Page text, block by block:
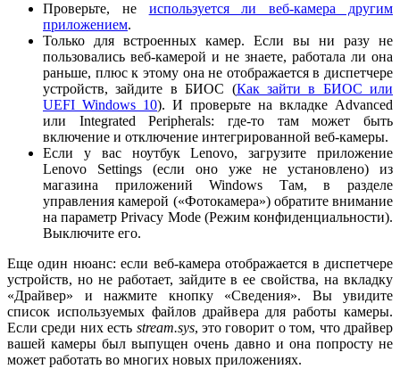
Проверьте, не используется ли веб-камера другим
приложением.
Только для встроенных камер. Если вы ни разу не
пользовались веб-камерой и не знаете, работала ли она
раньше, плюс к этому она не отображается в диспетчере
устройств, зайдите в БИОС (Как зайти в БИОС или
UEFI Windows 10). И проверьте на вкладке Advanced
или Integrated Peripherals: где-то там может быть
включение и отключение интегрированной веб-камеры.
Если у вас ноутбук Lenovo, загрузите приложение
Lenovo Settings (если оно уже не установлено) из
магазина приложений Windows Там, в разделе
управления камерой («Фотокамера») обратите внимание
на параметр Privacy Mode (Режим конфиденциальности).
Выключите его.
Еще один нюанс: если веб-камера отображается в диспетчере
устройств, но не работает, зайдите в ее свойства, на вкладку
«Драйвер» и нажмите кнопку «Сведения». Вы увидите
список используемых файлов драйвера для работы камеры.
Если среди них есть stream.sys, это говорит о том, что драйвер
вашей камеры был выпущен очень давно и она попросту не
может работать во многих новых приложениях.